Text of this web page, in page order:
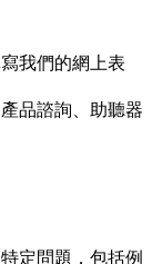
我們的網上表
品諮詢、助聽器
定問題，包括例